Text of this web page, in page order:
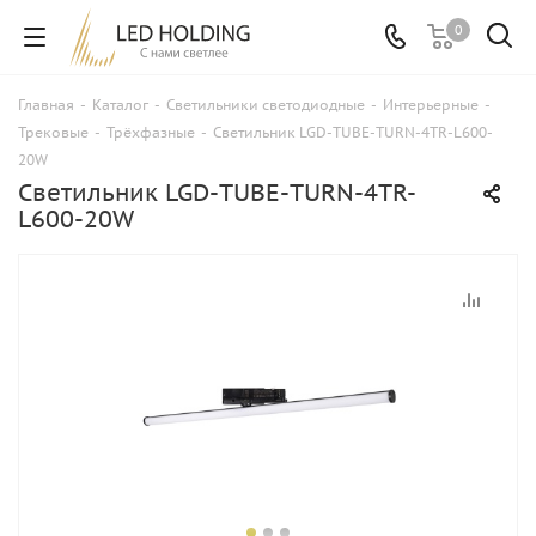
0
Главная - Каталог - Светильники светодиодные - Интерьерные -
Трековые - Трёхфазные - Светильник LGD-TUBE-TURN-4TR-L600-
20W
Светильник LGD-TUBE-TURN-4TR-
L600-20W